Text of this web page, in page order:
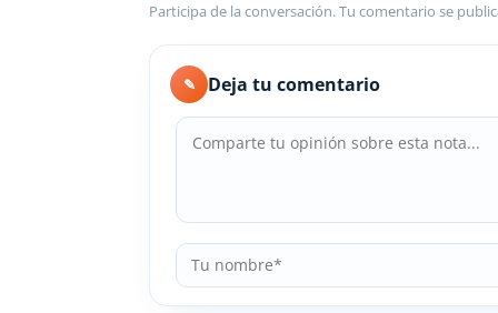
Participa de la conversación. Tu comentario se
✎ Deja tu comentario